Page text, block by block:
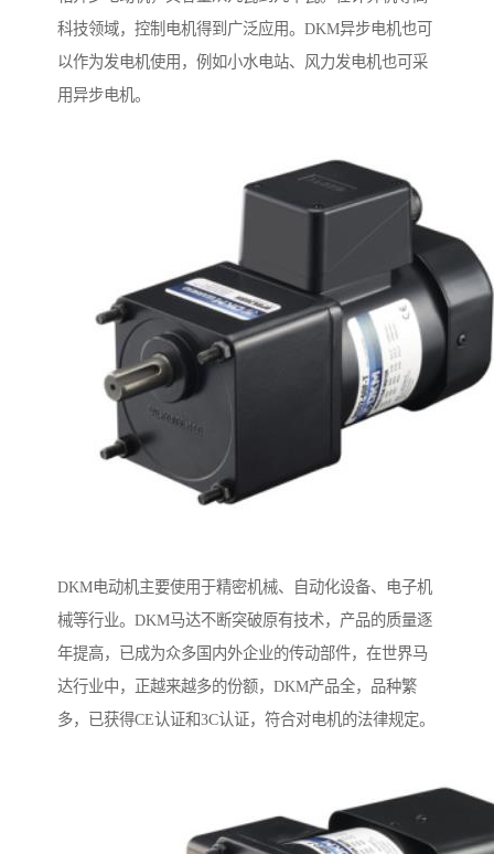
科技领域，控制电机得到广泛应用。DKM异步电机也可
以作为发电机使用，例如小水电站、风力发电机也可采
用异步电机。
DKM电动机主要使用于精密机械、自动化设备、电子机
械等行业。DKM马达不断突破原有技术，产品的质量逐
年提高，已成为众多国内外企业的传动部件，在世界马
达行业中，正越来越多的份额，DKM产品全，品种繁
多，已获得CE认证和3C认证，符合对电机的法律规定。